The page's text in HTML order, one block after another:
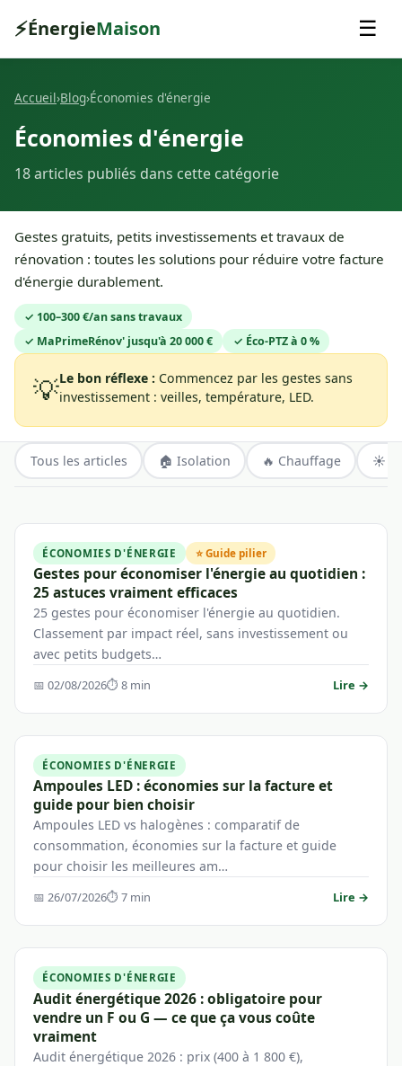
⚡ÉnergieMaison ☰
Accueil›Blog›Économies d'énergie
Économies d'énergie
18 articles publiés dans cette catégorie
Gestes gratuits, petits investissements et travaux de
rénovation : toutes les solutions pour réduire votre facture
d'énergie durablement.
✓ 100–300 €/an sans travaux
✓ MaPrimeRénov' jusqu'à 20 000 €
✓ Éco-PTZ à 0 %
💡Le bon réflexe : Commencez par les gestes sans
investissement : veilles, température, LED.
Tous les articles 🏠 Isolation 🔥 Chauffage ☀️
ÉCONOMIES D'ÉNERGIE ⭐ Guide pilier
Gestes pour économiser l'énergie au quotidien :
25 astuces vraiment efficaces
25 gestes pour économiser l'énergie au quotidien.
Classement par impact réel, sans investissement ou
avec petits budgets…
📅 02/08/2026⏱ 8 min Lire →
ÉCONOMIES D'ÉNERGIE
Ampoules LED : économies sur la facture et
guide pour bien choisir
Ampoules LED vs halogènes : comparatif de
consommation, économies sur la facture et guide
pour choisir les meilleures am…
📅 26/07/2026⏱ 7 min Lire →
ÉCONOMIES D'ÉNERGIE
Audit énergétique 2026 : obligatoire pour
vendre un F ou G — ce que ça vous coûte
vraiment
Audit énergétique 2026 : prix (400 à 1 800 €),